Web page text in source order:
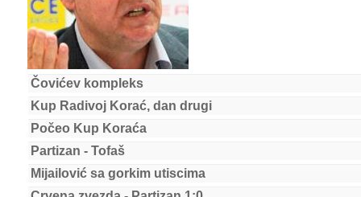
Čovićev kompleks
Kup Radivoj Korać, dan drugi
Počeo Kup Koraća
Partizan - Tofaš
Mijailović sa gorkim utiscima